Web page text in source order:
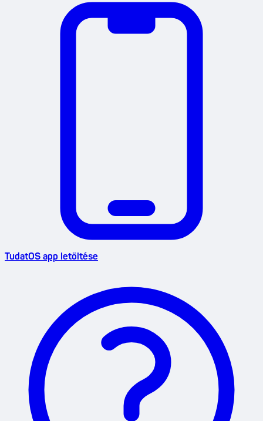
TudatOS app letöltése